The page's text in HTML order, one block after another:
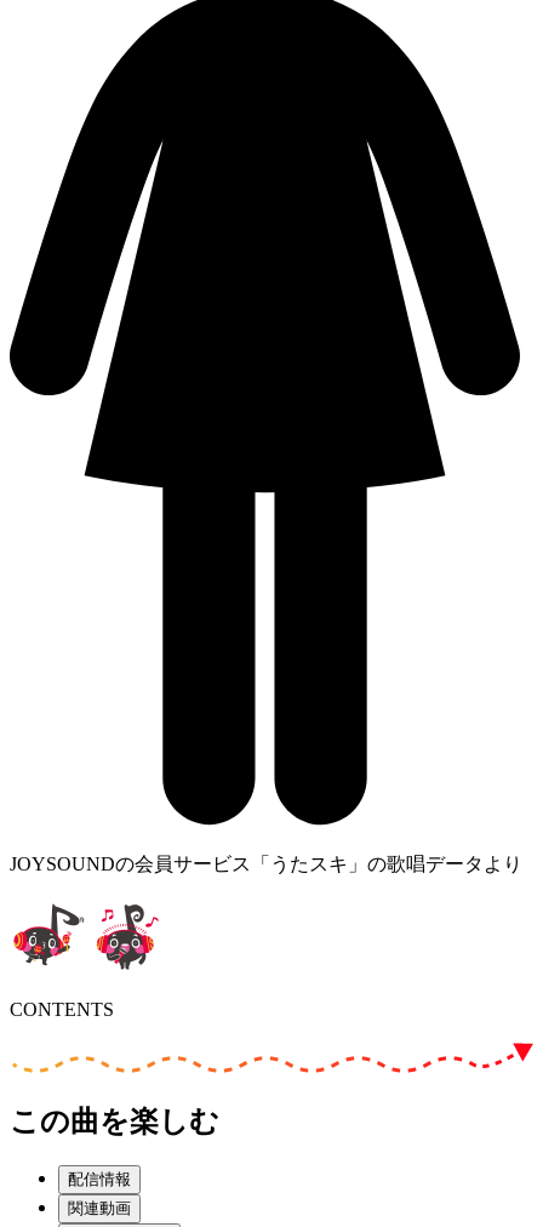
JOYSOUNDの会員サービス「うたスキ」の歌唱データより
CONTENTS
この曲を楽しむ
配信情報
関連動画